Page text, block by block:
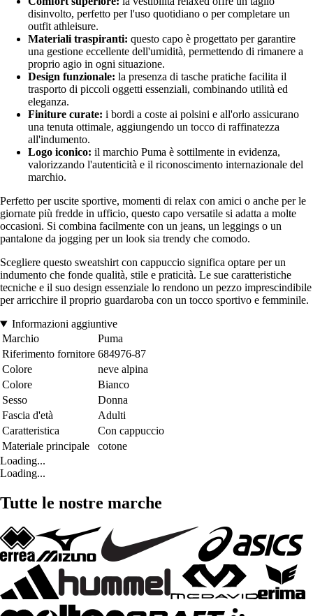
disinvolto, perfetto per l'uso quotidiano o per completare un
outfit athleisure.
Materiali traspiranti: questo capo è progettato per garantire
una gestione eccellente dell'umidità, permettendo di rimanere a
proprio agio in ogni situazione.
Design funzionale: la presenza di tasche pratiche facilita il
trasporto di piccoli oggetti essenziali, combinando utilità ed
eleganza.
Finiture curate: i bordi a coste ai polsini e all'orlo assicurano
una tenuta ottimale, aggiungendo un tocco di raffinatezza
all'indumento.
Logo iconico: il marchio Puma è sottilmente in evidenza,
valorizzando l'autenticità e il riconoscimento internazionale del
marchio.
Perfetto per uscite sportive, momenti di relax con amici o anche per le
giornate più fredde in ufficio, questo capo versatile si adatta a molte
occasioni. Si combina facilmente con un jeans, un leggings o un
pantalone da jogging per un look sia trendy che comodo.
Scegliere questo sweatshirt con cappuccio significa optare per un
indumento che fonde qualità, stile e praticità. Le sue caratteristiche
tecniche e il suo design essenziale lo rendono un pezzo imprescindibile
per arricchire il proprio guardaroba con un tocco sportivo e femminile.
Informazioni aggiuntive
Marchio
Puma
Riferimento fornitore 684976-87
Colore
neve alpina
Colore
Bianco
Sesso
Donna
Fascia d'età
Adulti
Caratteristica
Con cappuccio
Materiale principale
cotone
Loading...
Loading...
Tutte le nostre marche